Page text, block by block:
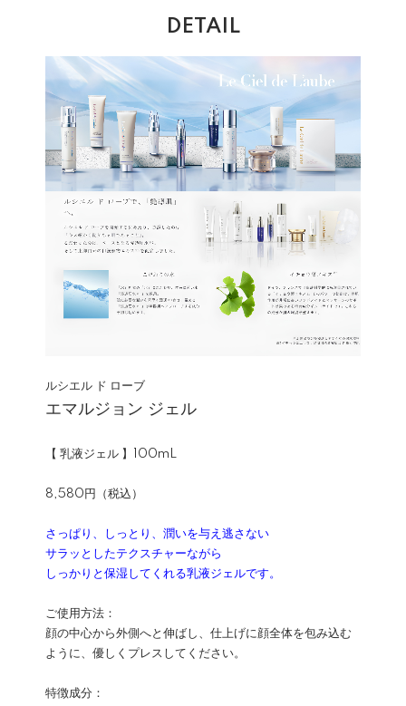
DETAIL
ルシエル ド ローブ
エマルジョン ジェル
【 乳液ジェル 】100mL
8,580円（税込）
さっぱり、しっとり、潤いを与え逃さない
サラッとしたテクスチャーながら
しっかりと保湿してくれる乳液ジェルです。
ご使用方法：
顔の中心から外側へと伸ばし、仕上げに顔全体を包み込む
ように、優しくプレスしてください。
特徴成分：